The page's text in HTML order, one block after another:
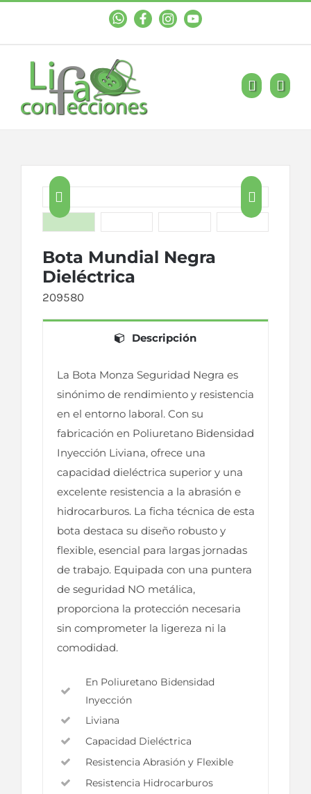
WhastAppFacebookInstagramYouTube
 
Bota Mundial Negra
Dieléctrica
209580
Descripción
La Bota Monza Seguridad Negra es
sinónimo de rendimiento y resistencia
en el entorno laboral. Con su
fabricación en Poliuretano Bidensidad
Inyección Liviana, ofrece una
capacidad dieléctrica superior y una
excelente resistencia a la abrasión e
hidrocarburos. La ficha técnica de esta
bota destaca su diseño robusto y
flexible, esencial para largas jornadas
de trabajo. Equipada con una puntera
de seguridad NO metálica,
proporciona la protección necesaria
sin comprometer la ligereza ni la
comodidad.
En Poliuretano Bidensidad
Inyección
Liviana
Capacidad Dieléctrica
Resistencia Abrasión y Flexible
Resistencia Hidrocarburos